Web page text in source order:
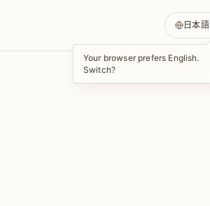
日本語
Your browser prefers English.
Switch?